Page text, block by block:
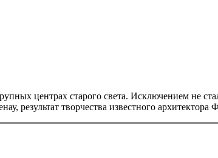
центрах старого света. Исключением не
результат творчества известного